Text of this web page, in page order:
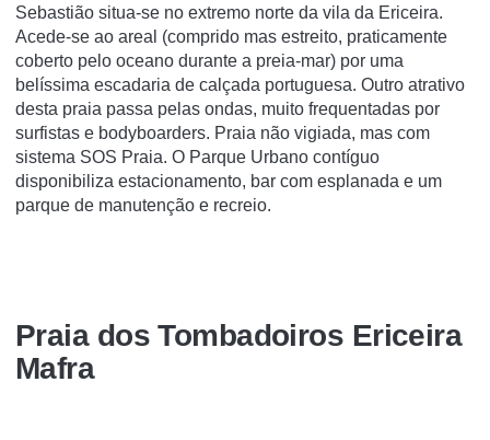
Sebastião situa-se no extremo norte da vila da Ericeira.
Acede-se ao areal (comprido mas estreito, praticamente
coberto pelo oceano durante a preia-mar) por uma
belíssima escadaria de calçada portuguesa. Outro atrativo
desta praia passa pelas ondas, muito frequentadas por
surfistas e bodyboarders. Praia não vigiada, mas com
sistema SOS Praia. O Parque Urbano contíguo
disponibiliza estacionamento, bar com esplanada e um
parque de manutenção e recreio.
Praia dos Tombadoiros Ericeira
Mafra